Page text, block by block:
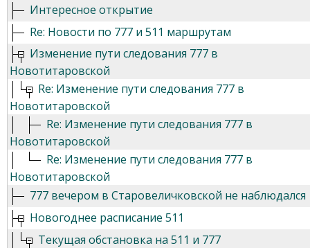
Интересное открытие
Re: Новости по 777 и 511 маршрутам
Изменение пути следования 777 в
Новотитаровской
Re: Изменение пути следования 777 в
Новотитаровской
Re: Изменение пути следования 777 в
Новотитаровской
Re: Изменение пути следования 777 в
Новотитаровской
777 вечером в Старовеличковской не наблюдался
Новогоднее расписание 511
Текущая обстановка на 511 и 777